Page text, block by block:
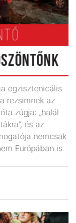
egzisztenicális
rezsimnek az
zúgja: „halál
és az
nemcsak
Európában is.